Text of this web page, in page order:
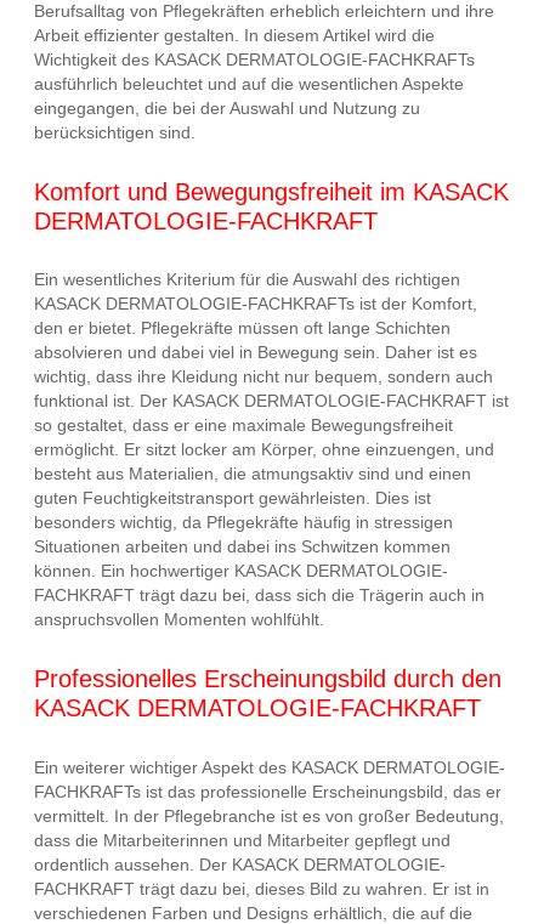
Berufsalltag von Pflegekräften erheblich erleichtern und ihre
Arbeit effizienter gestalten. In diesem Artikel wird die
Wichtigkeit des KASACK DERMATOLOGIE-FACHKRAFTs
ausführlich beleuchtet und auf die wesentlichen Aspekte
eingegangen, die bei der Auswahl und Nutzung zu
berücksichtigen sind.
Komfort und Bewegungsfreiheit im KASACK
DERMATOLOGIE-FACHKRAFT
Ein wesentliches Kriterium für die Auswahl des richtigen
KASACK DERMATOLOGIE-FACHKRAFTs ist der Komfort,
den er bietet. Pflegekräfte müssen oft lange Schichten
absolvieren und dabei viel in Bewegung sein. Daher ist es
wichtig, dass ihre Kleidung nicht nur bequem, sondern auch
funktional ist. Der KASACK DERMATOLOGIE-FACHKRAFT ist
so gestaltet, dass er eine maximale Bewegungsfreiheit
ermöglicht. Er sitzt locker am Körper, ohne einzuengen, und
besteht aus Materialien, die atmungsaktiv sind und einen
guten Feuchtigkeitstransport gewährleisten. Dies ist
besonders wichtig, da Pflegekräfte häufig in stressigen
Situationen arbeiten und dabei ins Schwitzen kommen
können. Ein hochwertiger KASACK DERMATOLOGIE-
FACHKRAFT trägt dazu bei, dass sich die Trägerin auch in
anspruchsvollen Momenten wohlfühlt.
Professionelles Erscheinungsbild durch den
KASACK DERMATOLOGIE-FACHKRAFT
Ein weiterer wichtiger Aspekt des KASACK DERMATOLOGIE-
FACHKRAFTs ist das professionelle Erscheinungsbild, das er
vermittelt. In der Pflegebranche ist es von großer Bedeutung,
dass die Mitarbeiterinnen und Mitarbeiter gepflegt und
ordentlich aussehen. Der KASACK DERMATOLOGIE-
FACHKRAFT trägt dazu bei, dieses Bild zu wahren. Er ist in
verschiedenen Farben und Designs erhältlich, die auf die